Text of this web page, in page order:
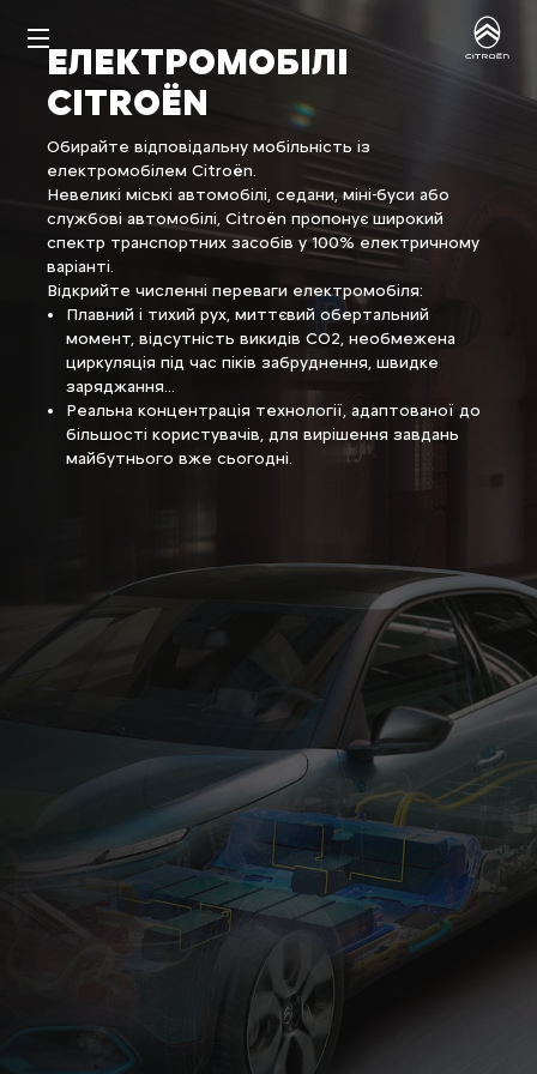
ЕЛЕКТРОМОБІЛІ
CITROËN
Обирайте відповідальну мобільність із
електромобілем Citroën.
Невеликі міські автомобілі, седани, міні-буси або
службові автомобілі, Citroën пропонує широкий
спектр транспортних засобів у 100% електричному
варіанті.
Відкрийте численні переваги електромобіля:
Плавний і тихий рух, миттєвий обертальний
момент, відсутність викидів CO2, необмежена
циркуляція під час піків забруднення, швидке
заряджання...
Реальна концентрація технології, адаптованої до
більшості користувачів, для вирішення завдань
майбутнього вже сьогодні.